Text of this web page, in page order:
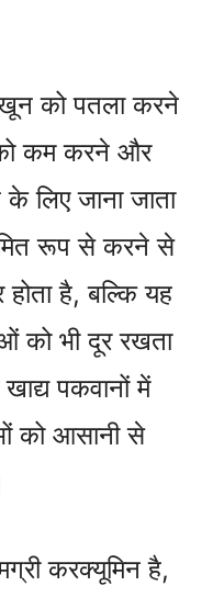
को पतला करने
कम करने और
लिए जाना जाता
रूप से करने से
है, बल्कि यह
को भी दूर रखता
पकवानों में
को आसानी से
करक्यूमिन है,